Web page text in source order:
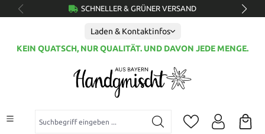
springen SCHNELLER & GRÜNER VERSAND
Laden & Kontaktinfos
KEIN QUATSCH, NUR QUALITÄT. UND DAVON JEDE MENGE.
Suchbegriff eingeben ...